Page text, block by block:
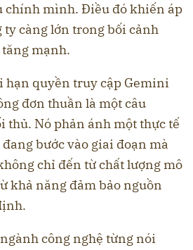
chính mình. Điều đó khiến áp
ty càng lớn trong bối cảnh
mạnh.
hạn quyền truy cập Gemini
đơn thuần là một câu
thủ. Nó phản ánh một thực tế
bước vào giai đoạn mà
chỉ đến từ chất lượng mô
khả năng đảm bảo nguồn
công nghệ từng nói